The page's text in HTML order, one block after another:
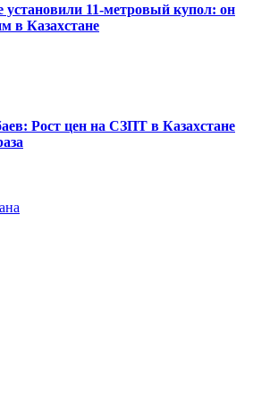
11-метровый купол: он
в Казахстане
Рост цен на СЗПТ в Казахстане